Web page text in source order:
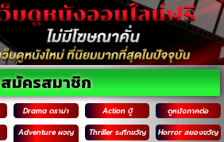
Drama ดราม่า Action บู๊
ดูหนังภาคต่อ
Adventure ผจญ
Thriller ระทึกขวัญ
Horror สยองขวัญ
สมัครสมาชิก